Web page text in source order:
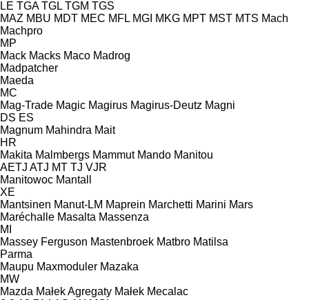
LE TGA TGL TGM TGS
MAZ MBU MDT MEC MFL MGI MKG MPT MST MTS Mach
Machpro
MP
Mack Macks Maco Madrog
Madpatcher
Maeda
MC
Mag-Trade Magic Magirus Magirus-Deutz Magni
DS ES
Magnum Mahindra Mait
HR
Makita Malmbergs Mammut Mando Manitou
AETJ ATJ MT TJ VJR
Manitowoc Mantall
XE
Mantsinen Manut-LM Maprein Marchetti Marini Mars
Maréchalle Masalta Massenza
MI
Massey Ferguson Mastenbroek Matbro Matilsa
Parma
Maupu Maxmoduler Mazaka
MW
Mazda Małek Agregaty Małek Mecalac